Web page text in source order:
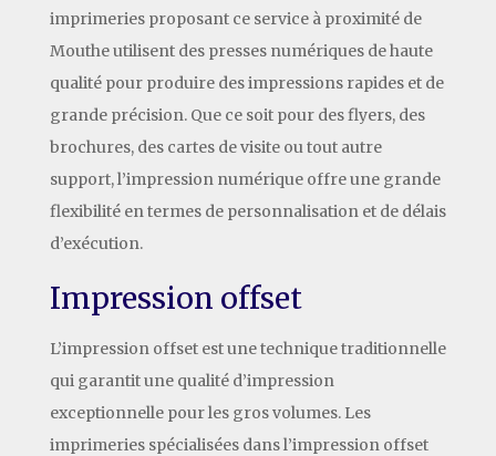
imprimeries proposant ce service à proximité de
Mouthe utilisent des presses numériques de haute
qualité pour produire des impressions rapides et de
grande précision. Que ce soit pour des flyers, des
brochures, des cartes de visite ou tout autre
support, l’impression numérique offre une grande
flexibilité en termes de personnalisation et de délais
d’exécution.
Impression offset
L’impression offset est une technique traditionnelle
qui garantit une qualité d’impression
exceptionnelle pour les gros volumes. Les
imprimeries spécialisées dans l’impression offset